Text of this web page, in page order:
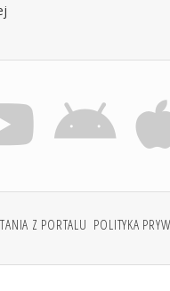
Z PORTALU POLITYKA